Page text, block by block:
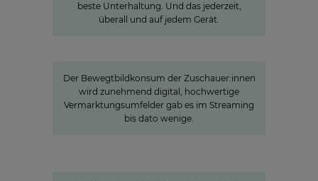
beste Unterhaltung. Und das jederzeit,
überall und auf jedem Gerät.
Der Bewegtbildkonsum der Zuschauer:innen
wird zunehmend digital, hochwertige
Vermarktungsumfelder gab es im Streaming
bis dato wenige.